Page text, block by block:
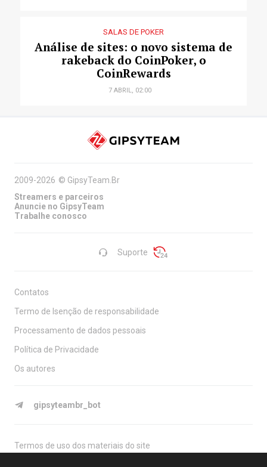
SALAS DE POKER
Análise de sites: o novo sistema de
rakeback do CoinPoker, o
CoinRewards
7 ABRIL, 02:00
Suporte
2009-2026 © GipsyTeam.Br
Streamers e parceiros
Anuncie no GipsyTeam
Trabalhe conosco
Termos de uso dos materiais do site
Contatos
Termo de Isenção de responsabilidade
Processamento de dados pessoais
Política de Privacidade
Os autores
gipsyteambr_bot